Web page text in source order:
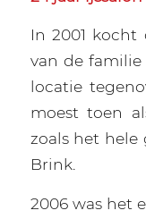
In 2001
van de
locatie
moest toen
zoals het hele
Brink.
2006 was het